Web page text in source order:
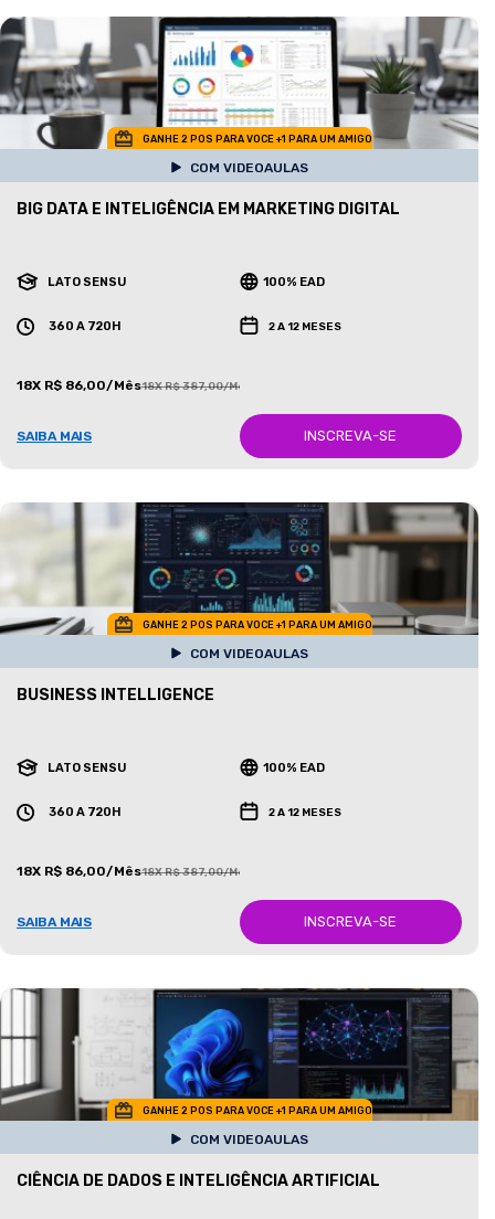
GANHE 2 POS PARA VOCE +1 PARA UM AMIGO
COM VIDEOAULAS
BIG DATA E INTELIGÊNCIA EM MARKETING DIGITAL
LATO SENSU 100% EAD
360 A 720H 2 A 12 MESES
18X R$ 86,00/Mês18X R$ 387,00/Mês
SAIBA MAIS INSCREVA-SE
GANHE 2 POS PARA VOCE +1 PARA UM AMIGO
COM VIDEOAULAS
BUSINESS INTELLIGENCE
LATO SENSU 100% EAD
360 A 720H 2 A 12 MESES
18X R$ 86,00/Mês18X R$ 387,00/Mês
SAIBA MAIS INSCREVA-SE
GANHE 2 POS PARA VOCE +1 PARA UM AMIGO
COM VIDEOAULAS
CIÊNCIA DE DADOS E INTELIGÊNCIA ARTIFICIAL